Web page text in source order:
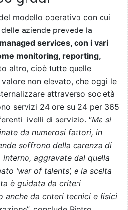
modello operativo con cui
aziende prevede la
managed services, con i vari
monitoring, reporting,
altro, cioè tutte quelle
non elevato, che oggi le
attraverso società
servizi 24 ore su 24 per 365
livelli di servizio. “Ma si
da numerosi fattori, in
soffrono della carenza di
aggravate dal quella
‘war of talents’, e la scelta
è guidata da criteri
anche da criteri tecnici e fisici